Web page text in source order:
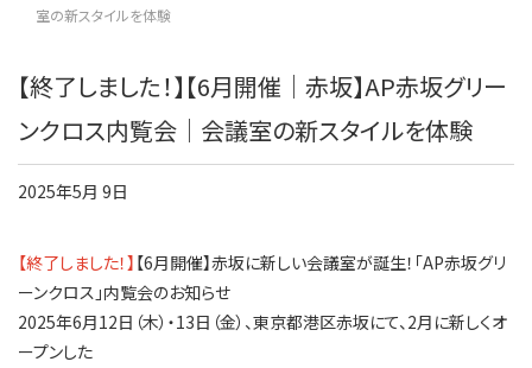
室の新スタイルを体験
【終了しました！】【6月開催｜赤坂】AP赤坂グリー
ンクロス内覧会｜会議室の新スタイルを体験
2025年5月 9日
【終了しました！】 【6月開催】赤坂に新しい会議室が誕生！「AP赤坂グリ
ーンクロス」内覧会のお知らせ
2025年6月12日（木）・13日（金）、東京都港区赤坂にて、2月に新しくオ
ープンした